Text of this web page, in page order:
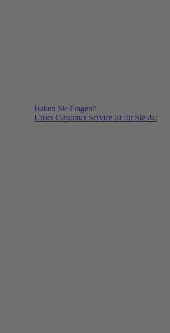
Haben Sie Fragen?
Unser Customer Service ist für Sie da!